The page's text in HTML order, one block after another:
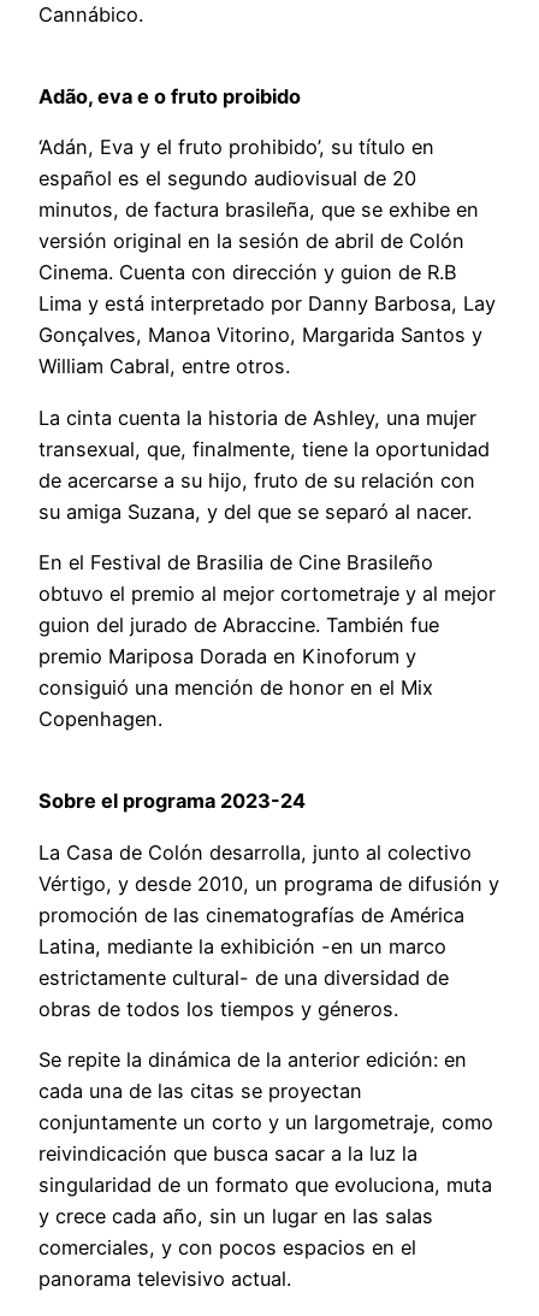
Cannábico.
Adão, eva e o fruto proibido
‘Adán, Eva y el fruto prohibido’, su título en
español es el segundo audiovisual de 20
minutos, de factura brasileña, que se exhibe en
versión original en la sesión de abril de Colón
Cinema. Cuenta con dirección y guion de R.B
Lima y está interpretado por Danny Barbosa, Lay
Gonçalves, Manoa Vitorino, Margarida Santos y
William Cabral, entre otros.
La cinta cuenta la historia de Ashley, una mujer
transexual, que, finalmente, tiene la oportunidad
de acercarse a su hijo, fruto de su relación con
su amiga Suzana, y del que se separó al nacer.
En el Festival de Brasilia de Cine Brasileño
obtuvo el premio al mejor cortometraje y al mejor
guion del jurado de Abraccine. También fue
premio Mariposa Dorada en Kinoforum y
consiguió una mención de honor en el Mix
Copenhagen.
Sobre el programa 2023-24
La Casa de Colón desarrolla, junto al colectivo
Vértigo, y desde 2010, un programa de difusión y
promoción de las cinematografías de América
Latina, mediante la exhibición -en un marco
estrictamente cultural- de una diversidad de
obras de todos los tiempos y géneros.
Se repite la dinámica de la anterior edición: en
cada una de las citas se proyectan
conjuntamente un corto y un largometraje, como
reivindicación que busca sacar a la luz la
singularidad de un formato que evoluciona, muta
y crece cada año, sin un lugar en las salas
comerciales, y con pocos espacios en el
panorama televisivo actual.